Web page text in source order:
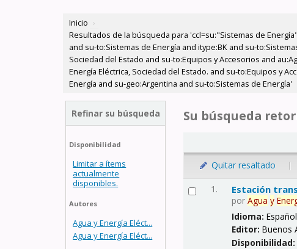
Inicio ›
Resultados de la búsqueda para 'ccl=su:"Sistemas de
and su-to:Sistemas de Energía and itype:BK and su-
Sociedad del Estado and su-to:Equipos y Accesorios and
Energía Eléctrica, Sociedad del Estado. and su-to:Equipos y
Energía and su-geo:Argentina and su-to:Sistemas de Energía'
Refinar su búsqueda
Disponibilidad
Limitar a ítems
actualmente
disponibles.
Autores
Agua y Energía Eléct...
Agua y Energía Eléct...
Su búsqueda
Quitar resaltado |
1. Estación
porAgua y
Idioma:Español
Editor:Buenos
Disponibilidad: